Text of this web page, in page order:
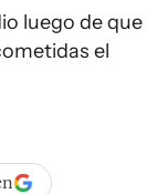
luego de que
el